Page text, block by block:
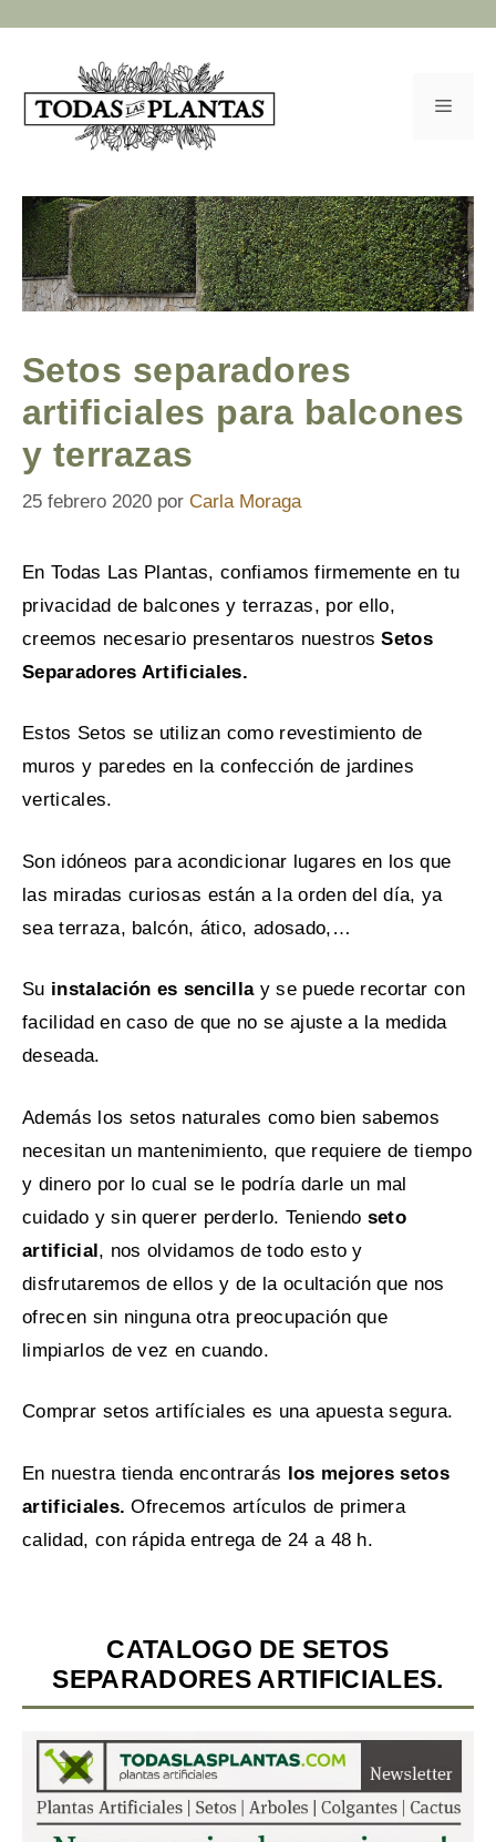
Menú
Setos separadores
artificiales para balcones
y terrazas
25 febrero 2020 por Carla Moraga
En Todas Las Plantas, confiamos firmemente en tu
privacidad de balcones y terrazas, por ello,
creemos necesario presentaros nuestrosSetos
Separadores Artificiales.
Estos Setos se utilizan como revestimiento de
muros y paredes en la confección de jardines
verticales.
Son idóneos para acondicionar lugares en los que
las miradas curiosas están a la orden del día, ya
sea terraza, balcón, ático, adosado,…
Su instalación es sencillay se puede recortar con
facilidad en caso de que no se ajuste a la medida
deseada.
Además los setos naturales como bien sabemos
necesitan un mantenimiento, que requiere de tiempo
y dinero por lo cual se le podría darle un mal
cuidado y sin querer perderlo. Teniendo seto
artificial, nos olvidamos de todo esto y
disfrutaremos de ellos y de la ocultación que nos
ofrecen sin ninguna otra preocupación que
limpiarlos de vez en cuando.
Comprar setos artifíciales es una apuesta segura.
En nuestra tienda encontrarás los mejores setos
artificiales.Ofrecemos artículos de primera
calidad, con rápida entrega de 24 a 48 h.
CATALOGO DE SETOS
SEPARADORES ARTIFICIALES.